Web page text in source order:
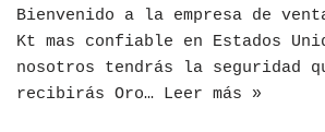
Bienvenido a la empresa de
Kt mas confiable en Estados
nosotros tendrás la seguridad
recibirás Oro… Leer más »